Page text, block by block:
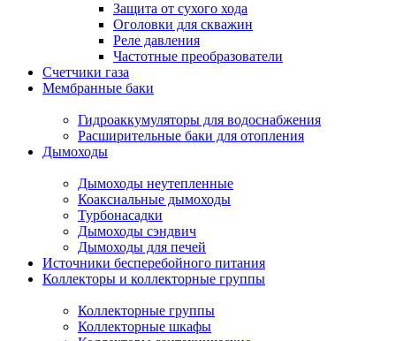
Защита от сухого хода
Оголовки для скважин
Реле давления
Частотные преобразователи
Счетчики газа
Мембранные баки
Гидроаккумуляторы для водоснабжения
Расширительные баки для отопления
Дымоходы
Дымоходы неутепленные
Коаксиальные дымоходы
Турбонасадки
Дымоходы сэндвич
Дымоходы для печей
Источники бесперебойного питания
Коллекторы и коллекторные группы
Коллекторные группы
Коллекторные шкафы